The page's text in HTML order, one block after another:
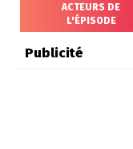
ACTEURS DE
L'ÉPISODE
Publicité